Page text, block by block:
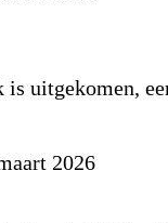
uitgekomen,
2026